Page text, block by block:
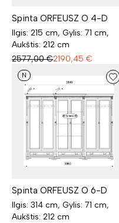
Spinta ORFEUSZ O 4-D
Ilgis: 215 cm, Gylis: 71 cm,
Aukštis: 212 cm
2577,00 €2190,45 €
N
Spinta ORFEUSZ O 6-D
Ilgis: 314 cm, Gylis: 71 cm,
Aukštis: 212 cm